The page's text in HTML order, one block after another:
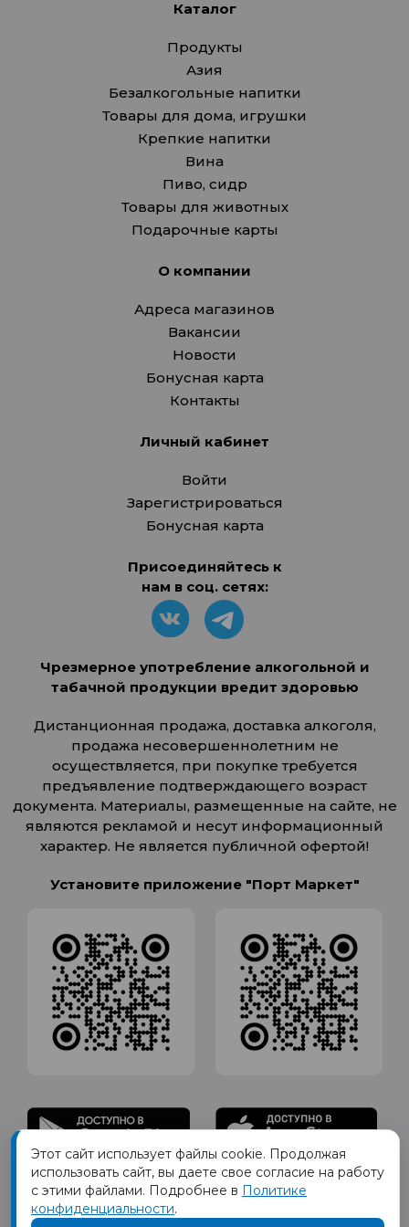
Каталог
Продукты
Азия
Безалкогольные напитки
Товары для дома, игрушки
Крепкие напитки
Вина
Пиво, сидр
Товары для животных
Подарочные карты
О компании
Адреса магазинов
Вакансии
Новости
Бонусная карта
Контакты
Личный кабинет
Войти
Зарегистрироваться
Бонусная карта
Присоединяйтесь к
нам в соц. сетях:
Чрезмерное употребление алкогольной и
табачной продукции вредит здоровью
Дистанционная продажа, доставка алкоголя,
продажа несовершеннолетним не
осуществляется, при покупке требуется
предъявление подтверждающего возраст
документа. Материалы, размещенные на сайте, не
являются рекламой и несут информационный
характер. Не является публичной офертой!
Установите приложение "Порт Маркет"
Товарный знак ПОРТ принадлежит Обществу с Ограниченной
ответственностью СИГМАТОРГ, ОГРН 1191690035570, ИНН 1655417189
Юр.адрес 420012 Казань переулок Щербаковский дом 7, пом 1013, офис 5
Этот сайт использует файлы cookie. Продолжая
использовать сайт, вы даете свое согласие на работу
с этими файлами. Подробнее в Политике
конфиденциальности.